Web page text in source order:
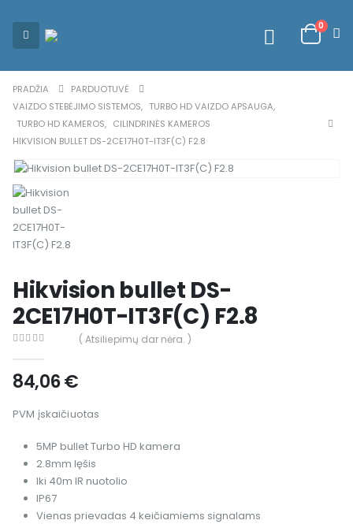
0
PRADŽIA
PARDUOTUVĖ
VAIZDO STEBĖJIMO SISTEMOS, TURBO HD VAIZDO APSAUGA,
TURBO HD KAMEROS, CILINDRINĖS KAMEROS
HIKVISION BULLET DS-2CE17H0T-IT3F(C) F2.8
Hikvision bullet DS-
2CE17H0T-IT3F(C) F2.8
( Atsiliepimų dar nėra. )
84,06€
PVM įskaičiuotas
5MP bullet Turbo HD kamera
2.8mm lęšis
Iki 40m IR nuotolio
IP67
Vienas prievadas 4 keičiamiems signalams